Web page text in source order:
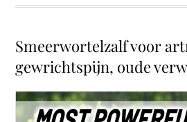
Smeerwortelzalf voor
gewrichtspijn, oude